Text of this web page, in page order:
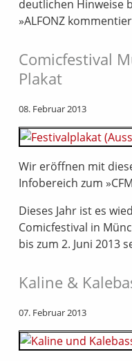
deutlichen Hinweise
»ALFONZ
Comicfestival
Plakat
08. Februar 2013
Wir eröffnen mit
Infobereich zum
Dieses Jahr ist es
Comicfestival in
bis zum 2. Juni 2013
Kaline &
07. Februar 2013